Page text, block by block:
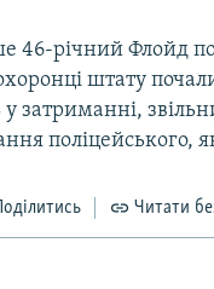
46-річний Флойд
штату
у затриманні,
поліцейського,
Поділитись Читати